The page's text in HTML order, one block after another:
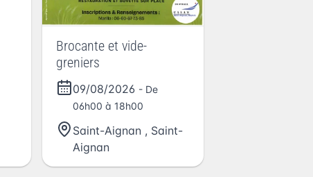
Brocante et vide-
greniers
09/08/2026 - De
06h00 à 18h00
Saint-Aignan , Saint-
Aignan